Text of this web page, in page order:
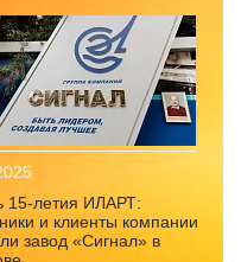
15-летия ИЛАРТ:
и клиенты компании
завод «Сигнал» в